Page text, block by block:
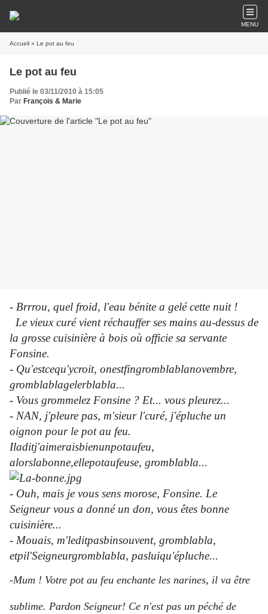
MENU
Accueil » Le pot au feu
Le pot au feu
Publié le 03/11/2010 à 15:05
Par François & Marie
- Brrrou, quel froid, l'eau bénite a gelé cette nuit !
Le vieux curé vient réchauffer ses mains au-dessus de
la grosse cuisinière à bois où officie sa servante
Fonsine.
- Qu'estcequ'ycroit, onestfingromblablanovembre,
gromblablagelerblabla...
- Vous grommelez Fonsine ? Et... vous pleurez...
- NAN, j'pleure pas, m'sieur l'curé, j'épluche un
oignon pour le pot au feu.
Iladitj'aimeraisbienunpotaufeu,
alorslabonne,ellepotaufeuse, gromblabla...
- Ouh, mais je vous sens morose, Fonsine. Le
Seigneur vous a donné un don, vous êtes bonne
cuisinière...
- Mouais, m'leditpasbinsouvent, gromblabla,
etpil'Seigneurgromblabla, pasluiqu'épluche...
-Mum ! Votre pot au feu enchante les narines, il va être
sublime. Pardon Seigneur! Ce n'est pas un péché de